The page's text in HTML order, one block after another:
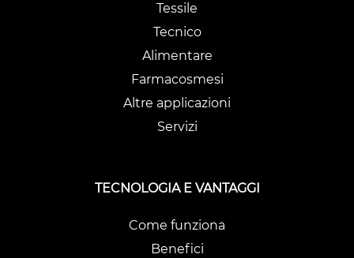
Tessile
Tecnico
Alimentare
Farmacosmesi
Altre applicazioni
Servizi
TECNOLOGIA E VANTAGGI
Come funziona
Benefici